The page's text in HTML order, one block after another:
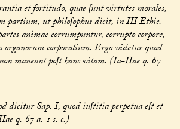
et fortitudo, quae ſunt virtutes morales,
partium, ut philoſophus dicit, in III Ethic.
animae corrumpuntur, corrupto corpore,
organorum corporalium. Ergo videtur quod
maneant poſt hanc vitam. (Ia-IIae q. 67
dicitur Sap. I, quod iuſtitia perpetua eſt et
q. 67 a. 1 s. c.)